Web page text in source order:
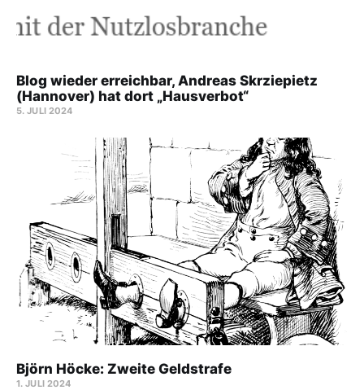
Blog wieder erreichbar, Andreas Skrziepietz
(Hannover) hat dort „Hausverbot“
5. JULI 2024
Björn Höcke: Zweite Geldstrafe
1. JULI 2024